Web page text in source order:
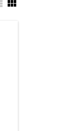
